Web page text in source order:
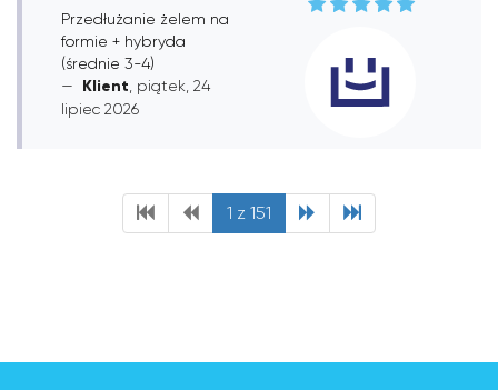
Przedłużanie żelem na
formie + hybryda
(średnie 3-4)
Klient , piątek, 24
lipiec 2026
1 z 151